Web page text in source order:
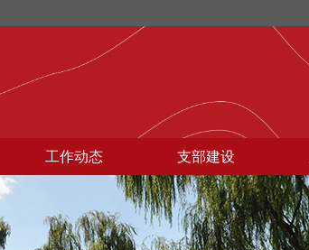
工作动态 支部建设